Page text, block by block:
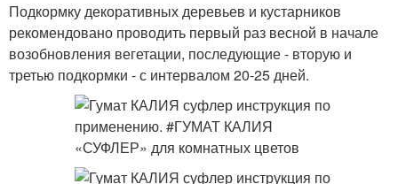
Подкормку декоративных деревьев и кустарников
рекомендовано про­водить первый раз весной в начале
возобновления вегетации, последующие - вторую и
третью подкормки - с интервалом 20-25 дней.